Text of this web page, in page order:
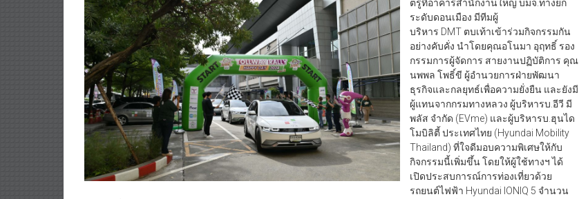
ตรู่ที่อาคารสำนักงานใหญ่ บมจ.ทางยก
ระดับดอนเมือง มีทีมผู้
บริหาร DMT ตบเท้าเข้าร่วมกิจกรรมกัน
อย่างคับคั่ง นำโดยคุณอโนมา อุฤทธิ์ รอง
กรรมการผู้จัดการ สายงานปฏิบัติการ คุณ
นพพล โพธิ์ขี ผู้อำนวยการฝ่ายพัฒนา
ธุรกิจและกลยุทธ์เพื่อความยั่งยืน และยังมี
ผู้แทนจากกรมทางหลวง ผู้บริหารบ.อีวี มี
พลัส จำกัด (EVme) และผู้บริหารบ.ฮุนได
โมบิลิตี้ ประเทศไทย (Hyundai Mobility
Thailand) ที่ใจดีมอบความพิเศษให้กับ
กิจกรรมนี้เพิ่มขึ้น โดยให้ผู้ใช้ทางฯ ได้
เปิดประสบการณ์การท่องเที่ยวด้วย
รถยนต์ไฟฟ้า Hyundai IONIQ 5 จำนวน